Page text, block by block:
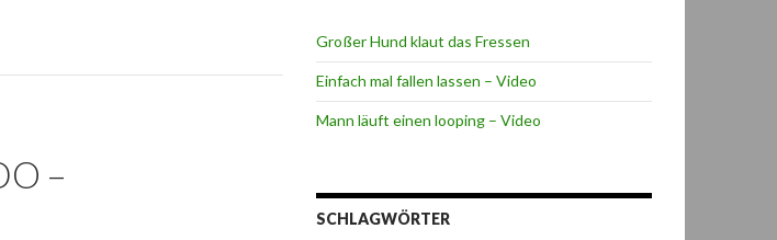
–
Großer Hund klaut das Fressen
Einfach mal fallen lassen – Video
Mann läuft einen looping – Video
SCHLAGWÖRTER